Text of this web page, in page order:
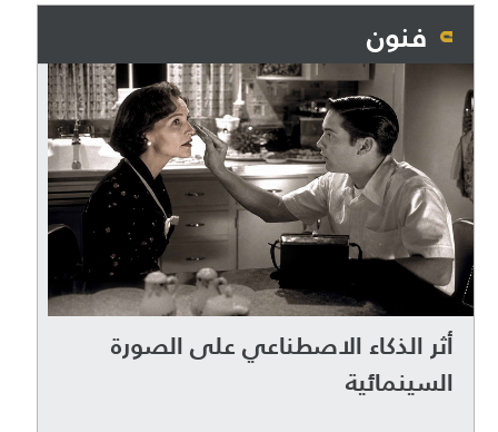
فنون
أثر الذكاء الاصطناعي على الصورة
السينمائية